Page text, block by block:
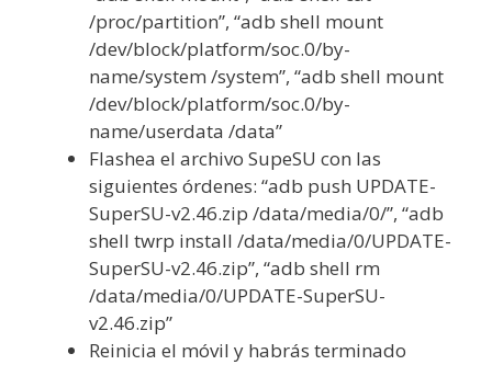
/proc/partition”, “adb shell mount
/dev/block/platform/soc.0/by-
name/system /system”, “adb shell mount
/dev/block/platform/soc.0/by-
name/userdata /data”
Flashea el archivo SupeSU con las
siguientes órdenes: “adb push UPDATE-
SuperSU-v2.46.zip /data/media/0/”, “adb
shell twrp install /data/media/0/UPDATE-
SuperSU-v2.46.zip”, “adb shell rm
/data/media/0/UPDATE-SuperSU-
v2.46.zip”
Reinicia el móvil y habrás terminado